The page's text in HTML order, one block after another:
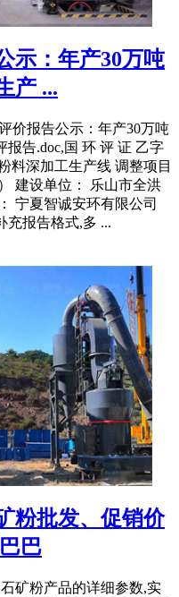
示：年产30万吨
产 ...
价报告公示：年产30万吨
告.doc,国 环 评 证 乙字
料深加工生产线 调整项目
建设单位： 乐山市全洪
宁夏智诚安环有限公司
充报告格式,多 ...
粉批发、促销价
巴
矿粉产品的详细参数,实